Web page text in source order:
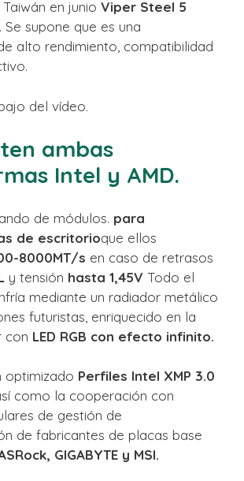
en junio Viper Steel 5
. Se supone que es una
alto rendimiento, compatibilidad
del vídeo.
ambas
Intel y AMD.
de módulos. para
de escritorioque ellos
8000MT/s en caso de retrasos
y tensión hasta 1,45V Todo el
mediante un radiador metálico
futuristas, enriquecido en la
con LED RGB con efecto infinito.
optimizado Perfiles Intel XMP 3.0
como la cooperación con
de gestión de
de fabricantes de placas base
GIGABYTE y MSI.